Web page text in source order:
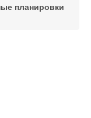
планировки